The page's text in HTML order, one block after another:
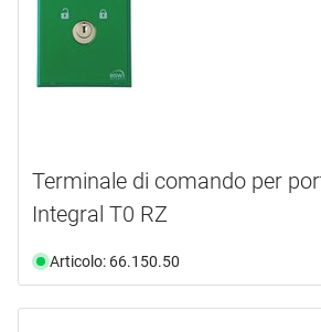
Terminale di comando per
Integral T0 RZ
Articolo: 66.150.50